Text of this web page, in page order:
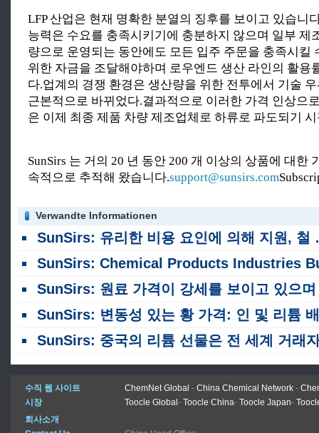
LFP 산업은 현재 명확한 분열의 징후를 보이고 있습니
능력은 수요를 충족시키기에 충분하지 않으며 일부 제
량으로 운영되는 동안에도 모든 입주 주문을 충족시킬
위한 자금을 조달해야하며 로우엔드 생산 라인의 활용
다.업계의 경쟁 환경은 생산량을 위한 전투에서 기술
근본적으로 바뀌었다.결과적으로 이러한 가격 인상으
은 이제 최종 제품 차량 제조업체로 하류로 파도되기
SunSirs 는 거의 20 년 동안 200 개 이상의 상품에 대한
속적으로 추적해 왔습니다.support@sunsirs.com
Verwandte Informationen
SunSirs: 유리한 비용 요인에 의해 지원, 철 리튬 인산염 시장은 상승 추세를 위해 준비되어 있습니다.
SunSirs: Chemical Products Industries Bulk Commodity Intelligence (2026 년 7 월
SunSirs: 원료 가격이 강세를 보이고 있으며 인산철 리튬의 시장 가격이 개선되고 있습니
SunSirs: 변동성 있는 황 가격: 인 및 리튬 배터리 소재 기업을 위한 완화 전략
SunSirs: 중국의 리튬 선물은 전 세계 거래자에게 열려 있습니
수직 웹 사이트 ChemNet Global - China Chemical Network -
시장
Toocle Global- Toocle China- Toocle Japan-
회사소개